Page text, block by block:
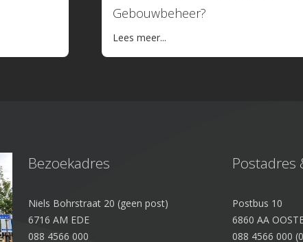
Gebouwbeheer?
Lees meer...
Bezoekadres
Niels Bohrstraat 20 (geen post)
6716 AM EDE
088 4566 000
Postbus 10
6860 AA
088 4566 000